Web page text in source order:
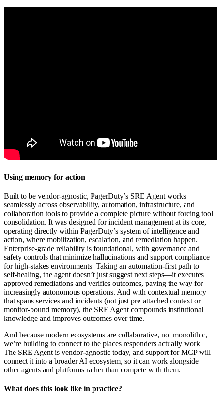
Using memory for action
Built to be vendor-agnostic, PagerDuty’s SRE Agent works
seamlessly across observability, automation, infrastructure, and
collaboration tools to provide a complete picture without forcing tool
consolidation. It was designed for incident management at its core,
operating directly within PagerDuty’s system of intelligence and
action, where mobilization, escalation, and remediation happen.
Enterprise-grade reliability is foundational, with governance and
safety controls that minimize hallucinations and support compliance
for high-stakes environments. Taking an automation-first path to
self-healing, the agent doesn’t just suggest next steps—it executes
approved remediations and verifies outcomes, paving the way for
increasingly autonomous operations. And with contextual memory
that spans services and incidents (not just pre-attached context or
monitor-bound memory), the SRE Agent compounds institutional
knowledge and improves outcomes over time.
And because modern ecosystems are collaborative, not monolithic,
we’re building to connect to the places responders actually work.
The SRE Agent is vendor-agnostic today, and support for MCP will
connect it into a broader AI ecosystem, so it can work alongside
other agents and platforms rather than compete with them.
What does this look like in practice?